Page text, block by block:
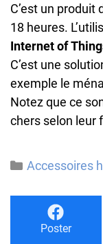
C’est un produit
18 heures.
Internetof
C’est une
exemple le
Notez que ce
chers selon leur
Catégories
Accessoires
Poster